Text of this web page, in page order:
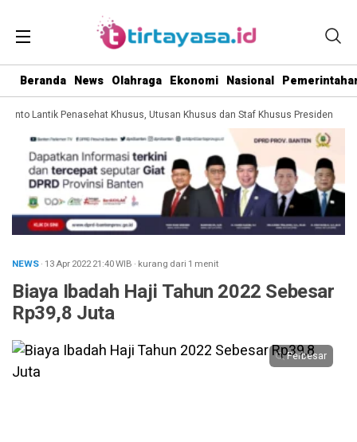
Beranda News Olahraga Ekonomi Nasional
Lantik Penasehat Khusus, Utusan Khusus dan Staf Khusus Presiden
NEWS· 13 Apr 202221:40WIB · kurang dari 1 menit
Biaya Ibadah Haji Tahun 2022 Sebesar
Rp39,8 Juta
Perbesar